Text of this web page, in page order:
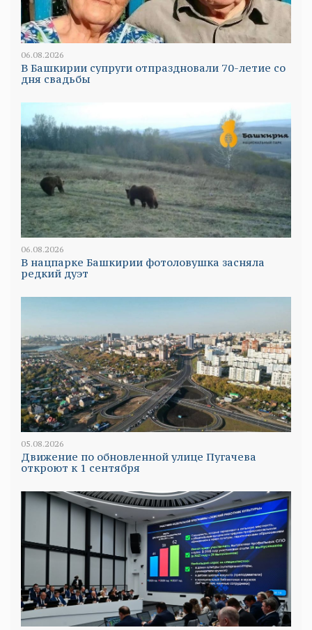
06.08.2026
В Башкирии супруги отпраздновали 70-летие со
дня свадьбы
06.08.2026
В нацпарке Башкирии фотоловушка засняла
редкий дуэт
05.08.2026
Движение по обновленной улице Пугачева
откроют к 1 сентября